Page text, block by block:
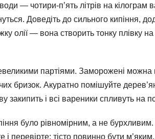
— чотири-п’ять літрів на кілограм
Доведіть до сильного кипіння,
олії — вона створить тонку плівку
партіями. Заморожені можна
бризок. Акуратно помішуйте
закипить і всі вареники спливуть на
було рівномірним, а не
і перевірте: тісто повинно бути